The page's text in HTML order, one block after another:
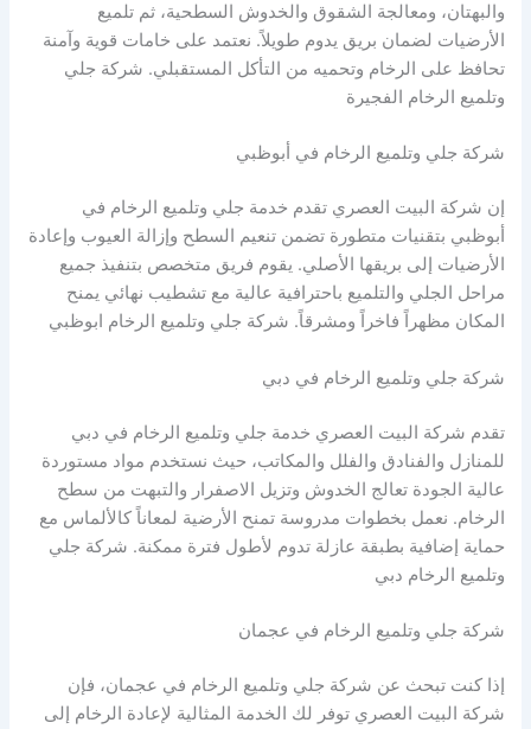
والبهتان، ومعالجة الشقوق والخدوش السطحية، ثم تلميع
الأرضيات لضمان بريق يدوم طويلاً. نعتمد على خامات قوية وآمنة
تحافظ على الرخام وتحميه من التأكل المستقبلي. شركة جلي
وتلميع الرخام الفجيرة
شركة جلي وتلميع الرخام في أبوظبي
إن شركة البيت العصري تقدم خدمة جلي وتلميع الرخام في
أبوظبي بتقنيات متطورة تضمن تنعيم السطح وإزالة العيوب وإعادة
الأرضيات إلى بريقها الأصلي. يقوم فريق متخصص بتنفيذ جميع
مراحل الجلي والتلميع باحترافية عالية مع تشطيب نهائي يمنح
المكان مظهراً فاخراً ومشرقاً. شركة جلي وتلميع الرخام ابوظبي
شركة جلي وتلميع الرخام في دبي
تقدم شركة البيت العصري خدمة جلي وتلميع الرخام في دبي
للمنازل والفنادق والفلل والمكاتب، حيث نستخدم مواد مستوردة
عالية الجودة تعالج الخدوش وتزيل الاصفرار والتبهت من سطح
الرخام. نعمل بخطوات مدروسة تمنح الأرضية لمعاناً كالألماس مع
حماية إضافية بطبقة عازلة تدوم لأطول فترة ممكنة. شركة جلي
وتلميع الرخام دبي
شركة جلي وتلميع الرخام في عجمان
إذا كنت تبحث عن شركة جلي وتلميع الرخام في عجمان، فإن
شركة البيت العصري توفر لك الخدمة المثالية لإعادة الرخام إلى